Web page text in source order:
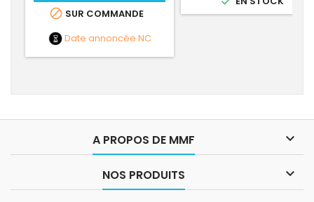
 SUR COMMANDE
Date annoncée NC
A PROPOS DE MMF 
NOS PRODUITS 